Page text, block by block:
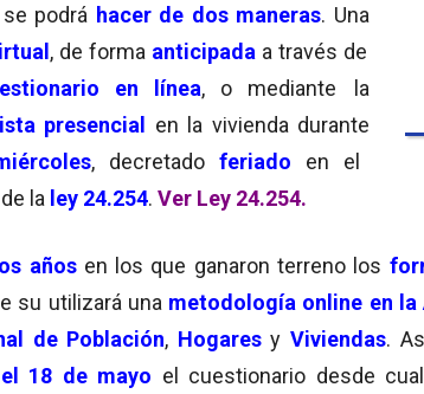
podrá hacer de dos maneras. Una
, de forma anticipada a través de
en línea, o mediante la
presencial en la vivienda durante
, decretado feriado en el
la ley 24.254. Ver Ley 24.254.
añosen los que ganaron terreno los
su utilizará una metodología online en la
de Población, Hogaresy Viviendas.
18 de mayo el cuestionario desde